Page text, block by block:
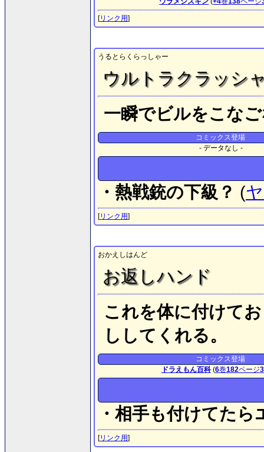
[リンク用]
うるとらくらっしゃー
ウルトラクラッシ
一瞬でビルをこな
コミックス登場
- データなし -
・熱戦銃の下級？ (
[リンク用]
おかえしはんど
お返しハンド
これを体に付けて
ししてくれる。
コミックス登場
ドラえもん百科(6巻182ページ3
・相手も付けてた
[リンク用]